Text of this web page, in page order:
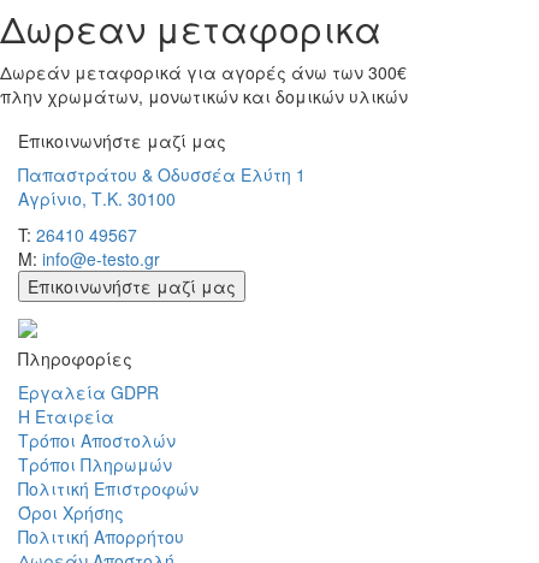
Δωρεαν μεταφορικα
Δωρεάν μεταφορικά για αγορές άνω των 300€
πλην χρωμάτων, μονωτικών και δομικών υλικών
Επικοινωνήστε μαζί μας
Παπαστράτου & Οδυσσέα Ελύτη 1
Αγρίνιο, Τ.Κ. 30100
T: 26410 49567
M: info@e-testo.gr
Επικοινωνήστε μαζί μας
Πληροφορίες
Εργαλεία GDPR
Η Εταιρεία
Τρόποι Αποστολών
Τρόποι Πληρωμών
Πολιτική Επιστροφών
Όροι Χρήσης
Πολιτική Απορρήτου